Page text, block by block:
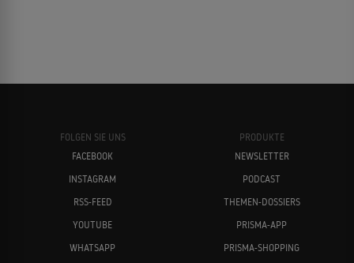
FOLGEN SIE UNS
FACEBOOK
INSTAGRAM
RSS-FEED
YOUTUBE
WHATSAPP
PRODUKTE
NEWSLETTER
PODCAST
THEMEN-DOSSIERS
PRISMA-APP
PRISMA-SHOPPING